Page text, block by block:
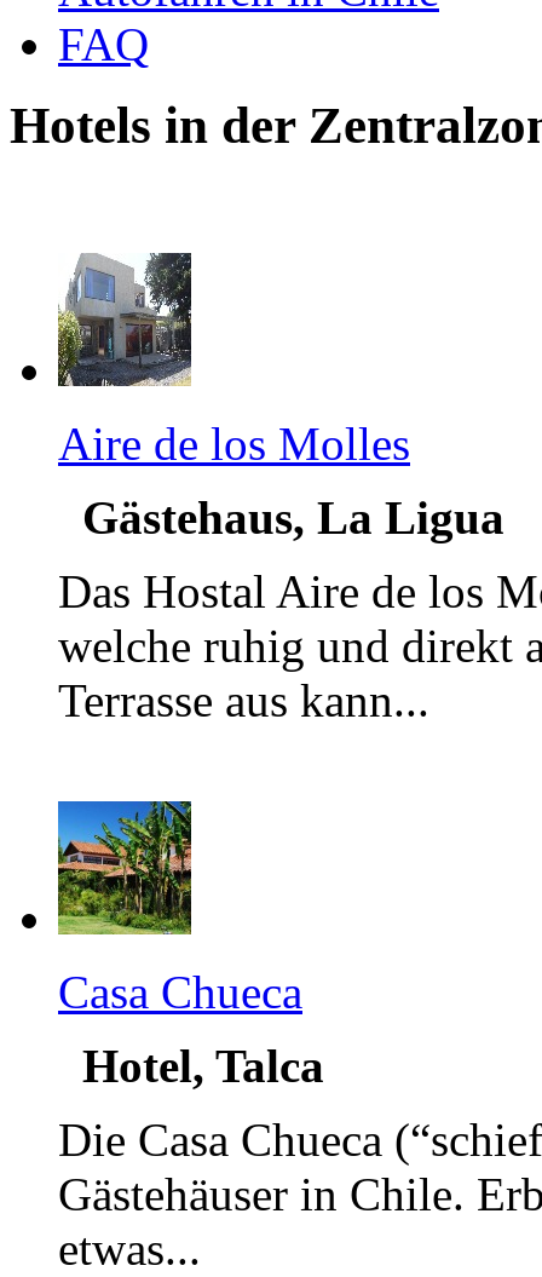
FAQ
Hotels in der
Aire de los Molles
Gästehaus, La Ligua
Das Hostal Aire de los
welche ruhig und direkt
Terrasse aus kann...
Casa Chueca
Hotel, Talca
Die Casa Chueca
Gästehäuser in Chile.
etwas...